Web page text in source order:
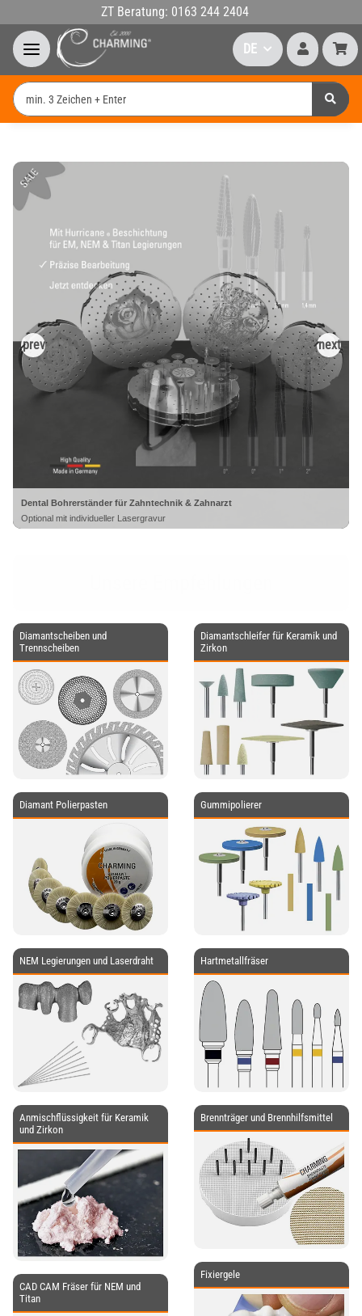
ZT Beratung: 0163 244 2404
DE
Dental Bohrerständer für Zahntechnik & Zahnarzt
Optional mit individueller Lasergravur
prev next
Diamantscheiben und
Trennscheiben
Diamant Polierpasten
NEM Legierungen und Laserdraht
Diamantschleifer für Keramik und
Zirkon
Gummipolierer
Hartmetallfräser
Anmischflüssigkeit für Keramik
und Zirkon
CAD CAM Fräser für NEM und
Titan
Brennträger und Brennhilfsmittel
Fixiergele